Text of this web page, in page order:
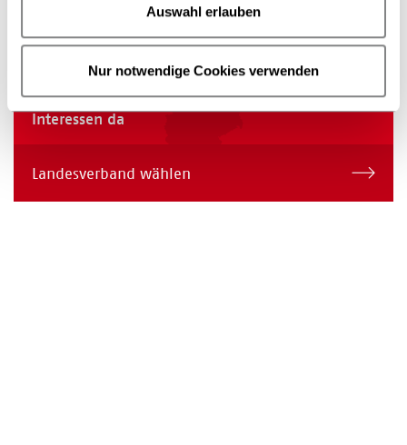
Auswahl erlauben
Nur notwendige Cookies verwenden
Wir sind auch in Ihrer Nähe aktiv für Ihre
Interessen da
Wir sind auch in Ihrer Nähe aktiv für Ihre Interessen
Landesverband wählen